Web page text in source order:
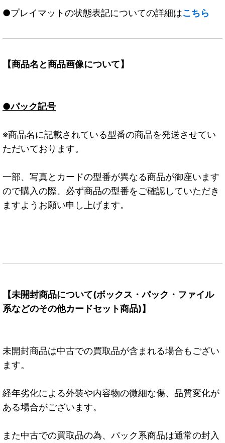
●プレイマットの状態表記についての詳細はこちら
【商品名と商品画像について】
●パック記号
※商品名に記載されている型番の商品を発送させてい
ただいております。
一部、写真とカードの型番が異なる商品が御座います
ので購入の際、必ず商品の型番をご確認していただき
ますようお願い申し上げます。
【未開封商品について(ボックス・パック・ファイル
系などのその他カードセット商品)】
未開封商品は中古での買取品が含まれる場合もござい
ます。
経年劣化による外装や内容物の微細な傷、品質変化が
ある場合がございます。
また中古での買取品の為、パック系商品は通常の封入